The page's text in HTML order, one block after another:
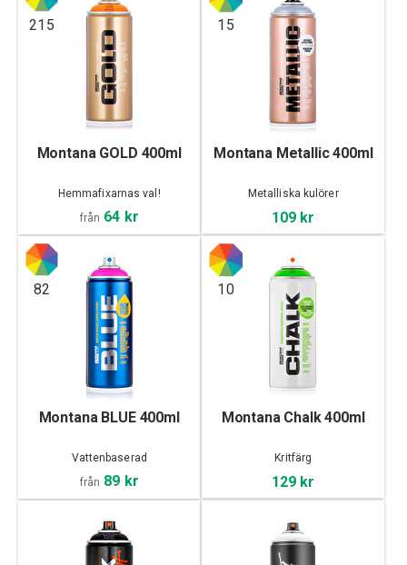
215
Montana GOLD 400ml
Hemmafixarnas val!
från 64 kr
15
Montana Metallic 400ml
Metalliska kulörer
109 kr
82
Montana BLUE 400ml
Vattenbaserad
från 89 kr
10
Montana Chalk 400ml
Kritfärg
129 kr